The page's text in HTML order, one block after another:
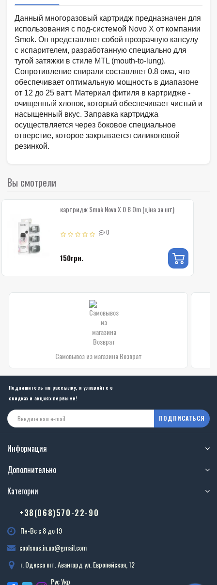
Данный многоразовый картридж предназначен для
использования с под-системой Novo X от компании
Smok. Он представляет собой прозрачную капсулу
с испарителем, разработанную специально для
тугой затяжки в стиле MTL (mouth-to-lung).
Сопротивление спирали составляет 0.8 ома, что
обеспечивает оптимальную мощность в диапазоне
от 12 до 25 ватт. Материал фитиля в картридже -
очищенный хлопок, который обеспечивает чистый и
насыщенный вкус. Заправка картриджа
осуществляется через боковое специальное
отверстие, которое закрывается силиконовой
резинкой.
Вы смотрели
картридж Smok Novo X 0.8 Om (ціна за шт)
0
150грн.
Самовывоз из магазина Возврат
Подпишитесь на рассылку, и узнавайте о
скидках и акциях первыми!
ПОДПИСАТЬСЯ
Информация
Дополнительно
Категории
+38(068)570-22-90
Пн-Вс с 8 до 19
coolsnus.in.ua@gmail.com
г. Одесса пгт. Авангард ул. Европейская, 12
РусУкр